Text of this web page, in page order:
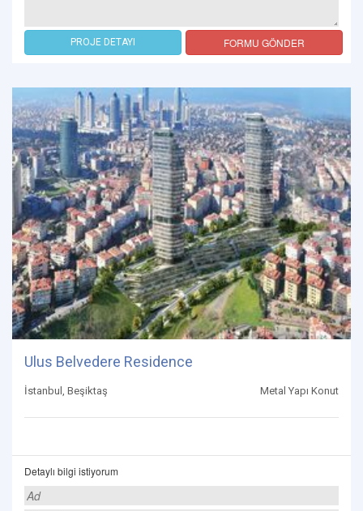
PROJE DETAYI FORMU GÖNDER
Ulus Belvedere Residence
İstanbul, Beşiktaş Metal Yapı Konut
Detaylı bilgi istiyorum